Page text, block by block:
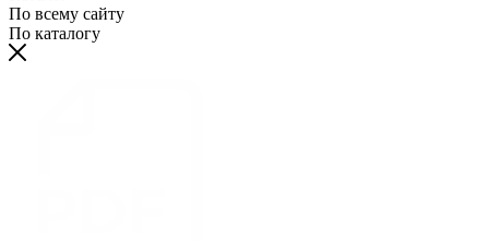
По всему сайту
По каталогу